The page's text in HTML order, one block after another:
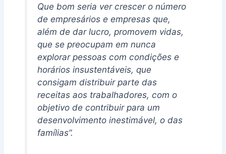
Que bom seria ver crescer o número
de empresários e empresas que,
além de dar lucro, promovem vidas,
que se preocupam em nunca
explorar pessoas com condições e
horários insustentáveis, que
consigam distribuir parte das
receitas aos trabalhadores, com o
objetivo de contribuir para um
desenvolvimento inestimável, o das
famílias”.